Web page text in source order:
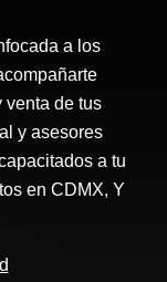
a los
venta de tus
y asesores
a tu
en CDMX, Y